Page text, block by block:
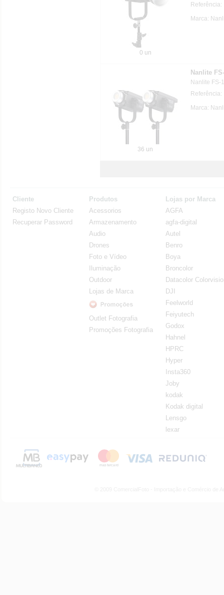
0 un
Referência:
Marca:
36 un
Nanlite
Nanlite FS-
Referência:
Marca:
Cliente
Registo Novo Cliente
Recuperar Password
Produtos
Acessorios
Armazenamento
Audio
Drones
Foto e Vídeo
Iluminação
Outdoor
Lojas de Marca
Outlet Fotografia
Promoções Fotografia
Lojas por Marca
AGFA
agfa-digital
Autel
Benro
Boya
Broncolor
Datacolor
DJI
Feelworld
Feiyutech
Godox
Hahnel
HPRC
Hyper
Insta360
Joby
kodak
Kodak digital
Lensgo
lexar